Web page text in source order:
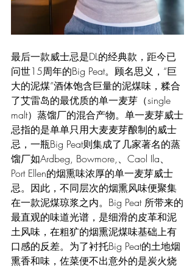
最后一款威士忌是DL的经典款，距今已
问世15周年的Big Peat。顾名思义，“巨
大的泥煤”酒体饱含巨量的泥煤味，糅合
了艾雷岛的最优质的单一麦芽（single
malt）蒸馏厂的混合产物。单一麦芽威士
忌指的是单单只用大麦麦芽酿制的威士
忌，一瓶Big Peat则集成了几家著名的蒸
馏厂如Ardbeg, Bowmore,、Caol Ila、
Port Ellen的烟熏味浓厚的单一麦芽威士
忌。因此，不同层次的烟熏风味便聚集
在一款泥煤琼浆之内。Big Peat 所带来的
最直观的味道光谱，是细滑的皮革和泥
土风味，在粗犷的烟熏泥煤味基础上有
口感的反差。为了衬托Big Peat的土地烟
熏香和味，佐菜便不出意外的是炭火烧